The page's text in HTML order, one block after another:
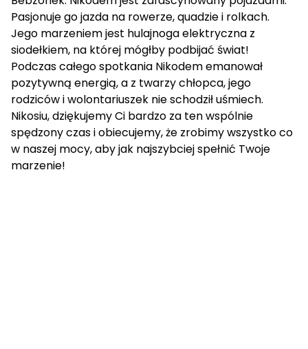
Pasjonuje go jazda na rowerze, quadzie i rolkach.
Jego marzeniem jest hulajnoga elektryczna z
siodełkiem, na której mógłby podbijać świat!
Podczas całego spotkania Nikodem emanował
pozytywną energią, a z twarzy chłopca, jego
rodziców i wolontariuszek nie schodził uśmiech.
Nikosiu, dziękujemy Ci bardzo za ten wspólnie
spędzony czas i obiecujemy, że zrobimy wszystko co
w naszej mocy, aby jak najszybciej spełnić Twoje
marzenie!